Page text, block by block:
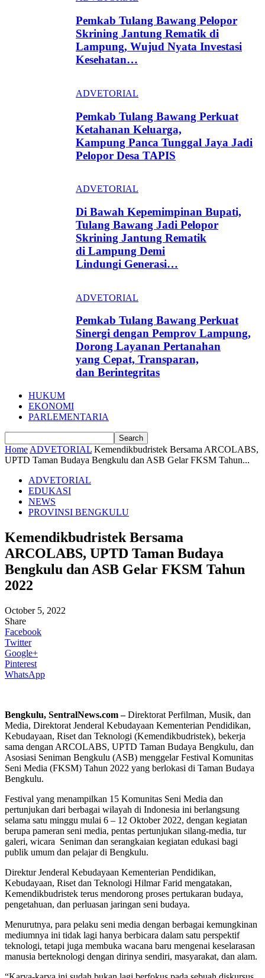
Pemkab Tulang Bawang Pelopor
Skrining Jantung Rematik di
Lampung, Wujud Nyata Investasi
Kesehatan…
ADVETORIAL
Pemkab Tulang Bawang Perkuat
Ketahanan Keluarga,
Kampung Panca Tunggal Jaya Jadi
Pelopor Desa TAPIS
ADVETORIAL
Di Bawah Kepemimpinan Bupati,
Tulang Bawang Jadi Pelopor
Skrining Jantung Rematik
di Lampung Demi
Lindungi Generasi…
ADVETORIAL
Pemkab Tulang Bawang Perkuat
Sinergi dengan Pemprov Lampung,
Dorong Layanan Pertanahan
yang Cepat, Transparan,
dan Berintegritas
HUKUM
EKONOMI
PARLEMENTARIA
Home ADVETORIAL Kemendikbudristek Bersama ARCOLABS,
UPTD Taman Budaya Bengkulu dan ASB Gelar FKSM Tahun...
ADVETORIAL
EDUKASI
NEWS
PROVINSI BENGKULU
Kemendikbudristek Bersama
ARCOLABS, UPTD Taman Budaya
Bengkulu dan ASB Gelar FKSM Tahun
2022
October 5, 2022
Share
Facebook
Twitter
Google+
Pinterest
WhatsApp
Bengkulu, SentralNews.com –Direktorat Perfilman, Musik, dan
Media, Direktorat Jenderal Kebudayaan Kementerian Pendidikan,
Kebudayaan, Riset dan Teknologi (Kemendikbudristek), bekerja
sama dengan ARCOLABS, UPTD Taman Budaya Bengkulu, dan
Asosiasi Seniman Bengkulu (ASB) menggelar Festival Komunitas
Seni Media (FKSM) Tahun 2022 yang berlokasi di Taman Budaya
Bengkulu.
Festival yang menampilkan 15 Komunitas Seni Media dan
pertunjukan dari berbagai wilayah di Indonesia ini berlangsung
selama satu minggu mulai 6 – 12 Oktober 2022, dengan kegiatan
berupa pameran seni media, pentas pertunjukan silang-media, tur
galeri, wicara Seniman dan serangkaian kegiatan edukasi bagi
publik umum dan pelajar di Bengkulu.
Direktur Jenderal Kebudayaan Kementerian Pendidikan,
Kebudayaan, Riset dan Teknologi Hilmar Farid mengatakan,
Kemendikbudristek terus mendorong proses pertukaran budaya,
pengetahuan, dan perluasan jaringan seni budaya.
Menurutnya, para pelaku seni media dengan berbagai kemungkinan
mediumnya ini tidak lagi hanya berbicara dalam satu perspektif
teknologi, tetapi juga membuka wacana baru mengenai keselarasan
manusia berteknologi dengan dirinya sendiri, masyarakat, dan alam.